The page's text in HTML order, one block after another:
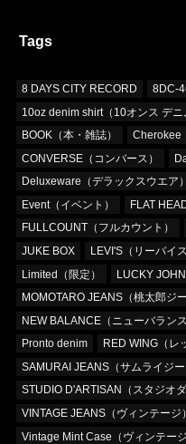
Tags
8 DAYS CITY RECORD
8DC-
10oz denim shirt（10オンス デニ
BOOK（本・雑誌）
Cherokee
CONVERSE（コンバース）
Deluxeware（デラックスウエア）
Event（イベント）
FLAT
FULLCOUNT（フルカウント）
JUKE BOX
LEVI'S（リーバイス
Limited（限定）
LUCKY
MOMOTARO JEANS（桃太郎ジー
NEW BALANCE（ニューバランス
Pronto denim
RED WING（レ
SAMURAI JEANS（サムライジー
STUDIO D'ARTISAN（スタジオダ
VINTAGE JEANS（ヴィンテージ）
Vintage Mint Case（ヴィンテー